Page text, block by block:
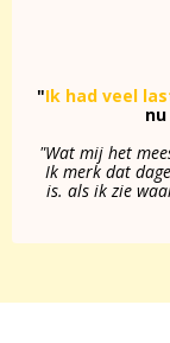
"Ik had veel
"Wat mij het
Ik merk dat
is. als ik zie